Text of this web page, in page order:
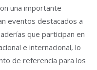
una importante
eventos destacados a
que participan en
e internacional, lo
de referencia para los